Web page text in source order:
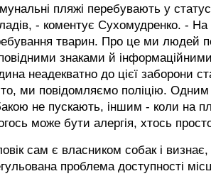
пляжі перебувають у
- коментує Сухомудренко. -
тварин. Про це ми людей
знаками й
неадекватно до цієї заборони
ми повідомляємо поліцію.
не пускають, іншим - коли на
може бути алергія, хтось
сам є власником собак і
проблема доступності